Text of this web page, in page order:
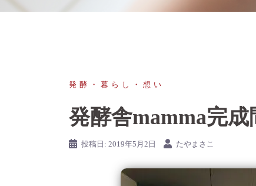
発酵・暮らし・想い
発酵舎mamma完成
投稿日: 2019年5月2日 たやまさこ